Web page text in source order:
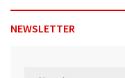
NEWSLETTER